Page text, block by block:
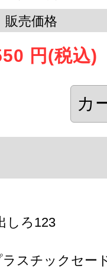
販売価格
円 (税込)
しろ123
スチックセー